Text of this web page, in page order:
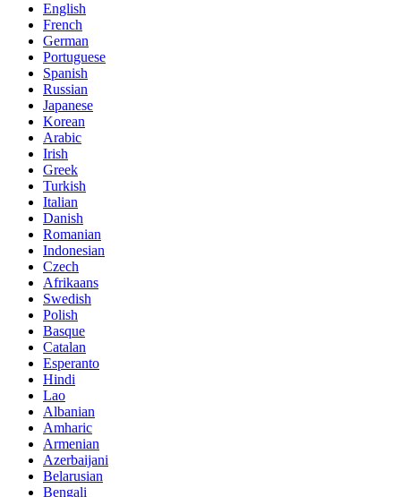
English
French
German
Portuguese
Spanish
Russian
Japanese
Korean
Arabic
Irish
Greek
Turkish
Italian
Danish
Romanian
Indonesian
Czech
Afrikaans
Swedish
Polish
Basque
Catalan
Esperanto
Hindi
Lao
Albanian
Amharic
Armenian
Azerbaijani
Belarusian
Bengali